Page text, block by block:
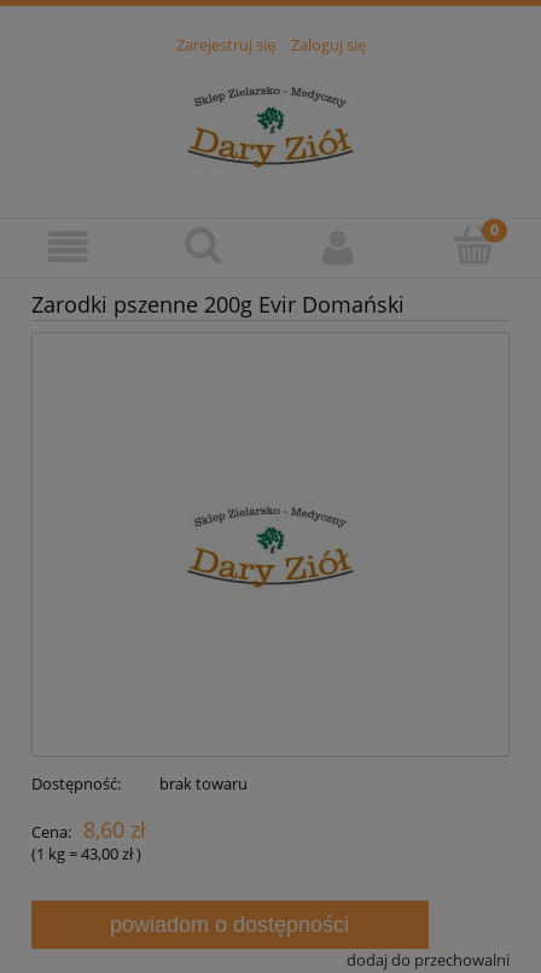
Zarejestruj się Zaloguj się
Zarodki pszenne 200g Evir Domański
Dostępność: brak towaru
Cena: 8,60 zł
(1 kg=43,00 zł)
powiadom o dostępności
dodaj do przechowalni